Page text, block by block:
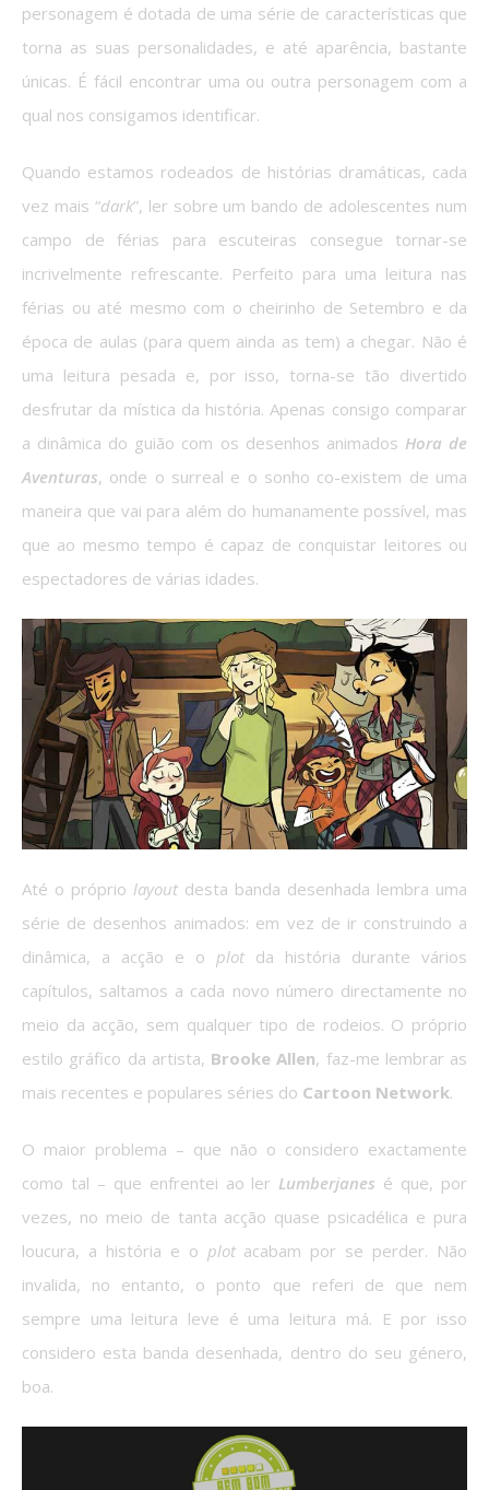
personagem é dotada de uma série de características que
torna as suas personalidades, e até aparência, bastante
únicas. É fácil encontrar uma ou outra personagem com a
qual nos consigamos identificar.
Quando estamos rodeados de histórias dramáticas, cada
vez mais “dark”, ler sobre um bando de adolescentes num
campo de férias para escuteiras consegue tornar-se
incrivelmente refrescante. Perfeito para uma leitura nas
férias ou até mesmo com o cheirinho de Setembro e da
época de aulas (para quem ainda as tem) a chegar. Não é
uma leitura pesada e, por isso, torna-se tão divertido
desfrutar da mística da história. Apenas consigo comparar
a dinâmica do guião com os desenhos animados Hora de
Aventuras, onde o surreal e o sonho co-existem de uma
maneira que vai para além do humanamente possível, mas
que ao mesmo tempo é capaz de conquistar leitores ou
espectadores de várias idades.
Até o próprio layout desta banda desenhada lembra uma
série de desenhos animados: em vez de ir construindo a
dinâmica, a acção e o plot da história durante vários
capítulos, saltamos a cada novo número directamente no
meio da acção, sem qualquer tipo de rodeios. O próprio
estilo gráfico da artista, Brooke Allen, faz-me lembrar as
mais recentes e populares séries do Cartoon Network.
O maior problema – que não o considero exactamente
como tal – que enfrentei ao ler Lumberjanes é que, por
vezes, no meio de tanta acção quase psicadélica e pura
loucura, a história e o plotacabam por se perder. Não
invalida, no entanto, o ponto que referi de que nem
sempre uma leitura leve é uma leitura má. E por isso
considero esta banda desenhada, dentro do seu género,
boa.